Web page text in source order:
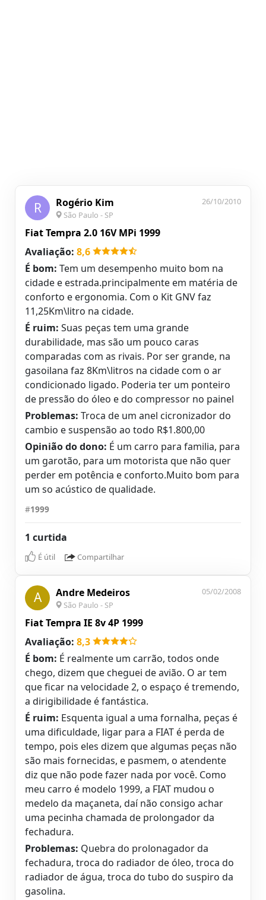
R Rogério Kim
São Paulo - SP
26/10/2010
Fiat Tempra 2.0 16V MPi 1999
Avaliação: 8,6
É bom: Tem um desempenho muito bom na
cidade e estrada.principalmente em matéria de
conforto e ergonomia. Com o Kit GNV faz
11,25Km\litro na cidade.
É ruim: Suas peças tem uma grande
durabilidade, mas são um pouco caras
comparadas com as rivais. Por ser grande, na
gasoilana faz 8Km\litros na cidade com o ar
condicionado ligado. Poderia ter um ponteiro
de pressão do óleo e do compressor no painel
Problemas: Troca de um anel cicronizador do
cambio e suspensão ao todo R$1.800,00
Opinião do dono: É um carro para familia, para
um garotão, para um motorista que não quer
perder em potência e conforto.Muito bom para
um so acústico de qualidade.
#1999
1 curtida
É útil Compartilhar
A Andre Medeiros
São Paulo - SP
05/02/2008
Fiat Tempra IE 8v 4P 1999
Avaliação: 8,3
É bom: É realmente um carrão, todos onde
chego, dizem que cheguei de avião. O ar tem
que ficar na velocidade 2, o espaço é tremendo,
a dirigibilidade é fantástica.
É ruim: Esquenta igual a uma fornalha, peças é
uma dificuldade, ligar para a FIAT é perda de
tempo, pois eles dizem que algumas peças não
são mais fornecidas, e pasmem, o atendente
diz que não pode fazer nada por você. Como
meu carro é modelo 1999, a FIAT mudou o
medelo da maçaneta, daí não consigo achar
uma pecinha chamada de prolongador da
fechadura.
Problemas: Quebra do prolonagador da
fechadura, troca do radiador de óleo, troca do
radiador de água, troca do tubo do suspiro da
gasolina.